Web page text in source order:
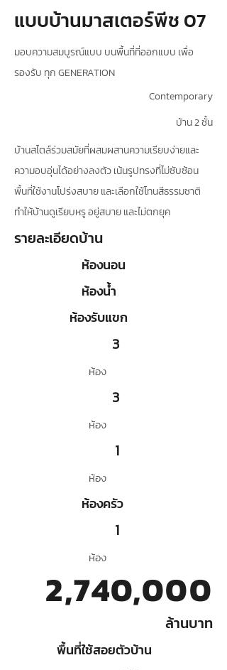
แบบบ้านมาสเตอร์พีช 07
มอบความสมบูรณ์แบบ บนพื้นที่ที่ออกแบบ เพื่อ
รองรับ ทุก GENERATION
Contemporary
บ้าน 2 ชั้น
บ้านสไตล์ร่วมสมัยที่ผสมผสานความเรียบง่ายและ
ความอบอุ่นได้อย่างลงตัว เน้นรูปทรงที่ไม่ซับซ้อน
พื้นที่ใช้งานโปร่งสบาย และเลือกใช้โทนสีธรรมชาติ
ทำให้บ้านดูเรียบหรู อยู่สบาย และไม่ตกยุค
รายละเอียดบ้าน
ห้องนอน
ห้องน้ำ
ห้องรับแขก
3
ห้อง
3
ห้อง
1
ห้อง
ห้องครัว
1
ห้อง
2,740,000
ล้านบาท
พื้นที่ใช้สอยตัวบ้าน